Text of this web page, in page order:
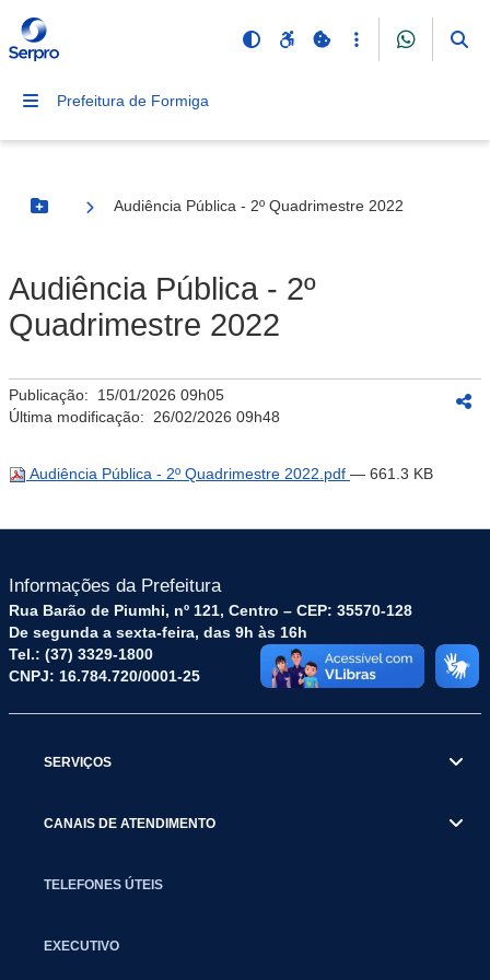
Prefeitura de Formiga
Botão Menu
Audiência Pública - 2º Quadrimestre 2022
Audiência Pública - 2º
Quadrimestre 2022
Publicação: 15/01/2026 09h05
Última modificação: 26/02/2026 09h48
Audiência Pública - 2º Quadrimestre 2022.pdf — 661.3 KB
Informações da Prefeitura
Rua Barão de Piumhi, nº 121, Centro – CEP: 35570-128
De segunda a sexta-feira, das 9h às 16h
Tel.: (37) 3329-1800
CNPJ: 16.784.720/0001-25
SERVIÇOS
CANAIS DE ATENDIMENTO
TELEFONES ÚTEIS
EXECUTIVO